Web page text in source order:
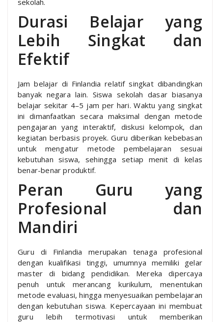
sekolah.
Durasi Belajar yang
Lebih Singkat dan
Efektif
Jam belajar di Finlandia relatif singkat dibandingkan
banyak negara lain. Siswa sekolah dasar biasanya
belajar sekitar 4–5 jam per hari. Waktu yang singkat
ini dimanfaatkan secara maksimal dengan metode
pengajaran yang interaktif, diskusi kelompok, dan
kegiatan berbasis proyek. Guru diberikan kebebasan
untuk mengatur metode pembelajaran sesuai
kebutuhan siswa, sehingga setiap menit di kelas
benar-benar produktif.
Peran Guru yang
Profesional dan
Mandiri
Guru di Finlandia merupakan tenaga profesional
dengan kualifikasi tinggi, umumnya memiliki gelar
master di bidang pendidikan. Mereka dipercaya
penuh untuk merancang kurikulum, menentukan
metode evaluasi, hingga menyesuaikan pembelajaran
dengan kebutuhan siswa. Kepercayaan ini membuat
guru lebih termotivasi untuk memberikan